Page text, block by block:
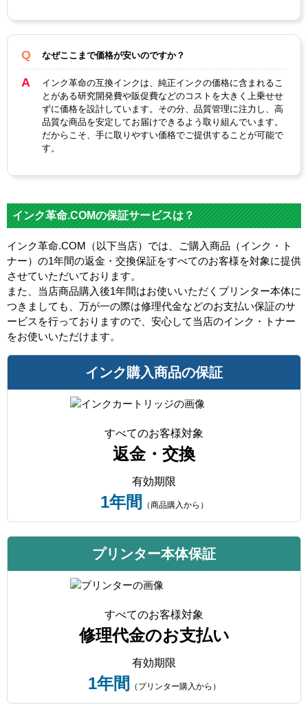
なぜここまで価格が安いのですか？
インク革命の互換インクは、純正インクの価格に含まれるこ
とがある研究開発費や販促費などのコストを大きく上乗せせ
ずに価格を設計しています。その分、品質管理に注力し、高
品質な商品を安定してお届けできるよう取り組んでいます。
だからこそ、手に取りやすい価格でご提供することが可能で
す。
インク革命.COMの保証サービスは？
インク革命.COM（以下当店）では、ご購入商品（インク・ト
ナー）の1年間の返金・交換保証をすべてのお客様を対象に提供
させていただいております。
また、当店商品購入後1年間はお使いいただくプリンター本体に
つきましても、万が一の際は修理代金などのお支払い保証のサ
ービスを行っておりますので、安心して当店のインク・トナー
をお使いいただけます。
インク購入商品の保証
すべてのお客様対象
返金・交換
有効期限
1年間 （商品購入から）
プリンター本体保証
すべてのお客様対象
修理代金のお支払い
有効期限
1年間 （プリンター購入から）